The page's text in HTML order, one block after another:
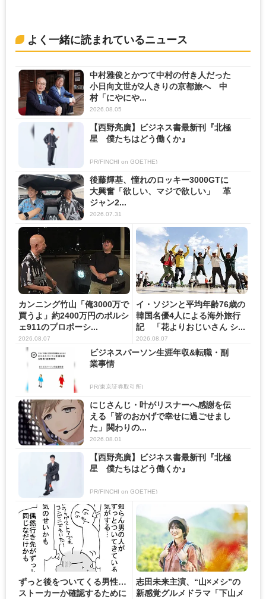
よく一緒に読まれているニュース
中村雅俊とかつて中村の付き人だった
小日向文世が2人きりの京都旅へ 中
村「にやにや...
2026.08.05
【西野亮廣】ビジネス書最新刊『北極
星 僕たちはどう働くか』
PR(FINCHI on GOETHE)
後藤輝基、憧れのロッキー3000GTに
大興奮「欲しい、マジで欲しい」 革
ジャン2...
2026.07.31
カンニング竹山「俺3000万で
買うよ」約2400万円のポルシ
ェ911のプロポーシ...
2026.08.07
イ・ソジンと平均年齢76歳の
韓国名優4人による海外旅行
記 「花よりおじいさん シ...
2026.08.07
ビジネスパーソン生涯年収&転職・副
業事情
PR(東京証券取引所)
にじさんじ・叶がリスナーへ感謝を伝
える「皆のおかげで幸せに過ごせまし
た」関わりの...
2026.08.01
【西野亮廣】ビジネス書最新刊『北極
星 僕たちはどう働くか』
PR(FINCHI on GOETHE)
ずっと後をついてくる男性…
ストーカーか確認するために
志田未来主演、“山×メシ”の
新感覚グルメドラマ「下山メ